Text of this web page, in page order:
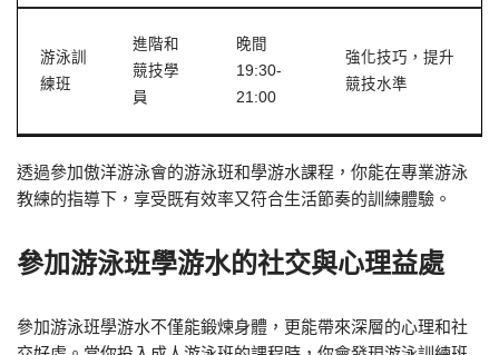
游泳訓
練班
進階和
競技學
員
晚間
19:30-
21:00
強化技巧，提升
競技水準
透過參加傲洋游泳會的游泳班和學游水課程，你能在專業游泳
教練的指導下，享受既有效率又符合生活節奏的訓練體驗。
參加游泳班學游水的社交與心理益處
參加游泳班學游水不僅能鍛煉身體，更能帶來深層的心理和社